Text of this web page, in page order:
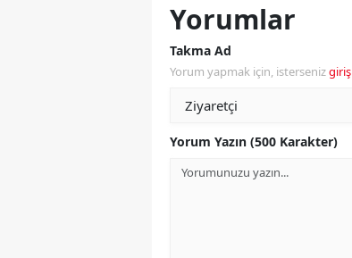
Yorumlar
Takma Ad
Yorum yapmak için, istersenizgiriş
Yorum Yazın (500 Karakter)